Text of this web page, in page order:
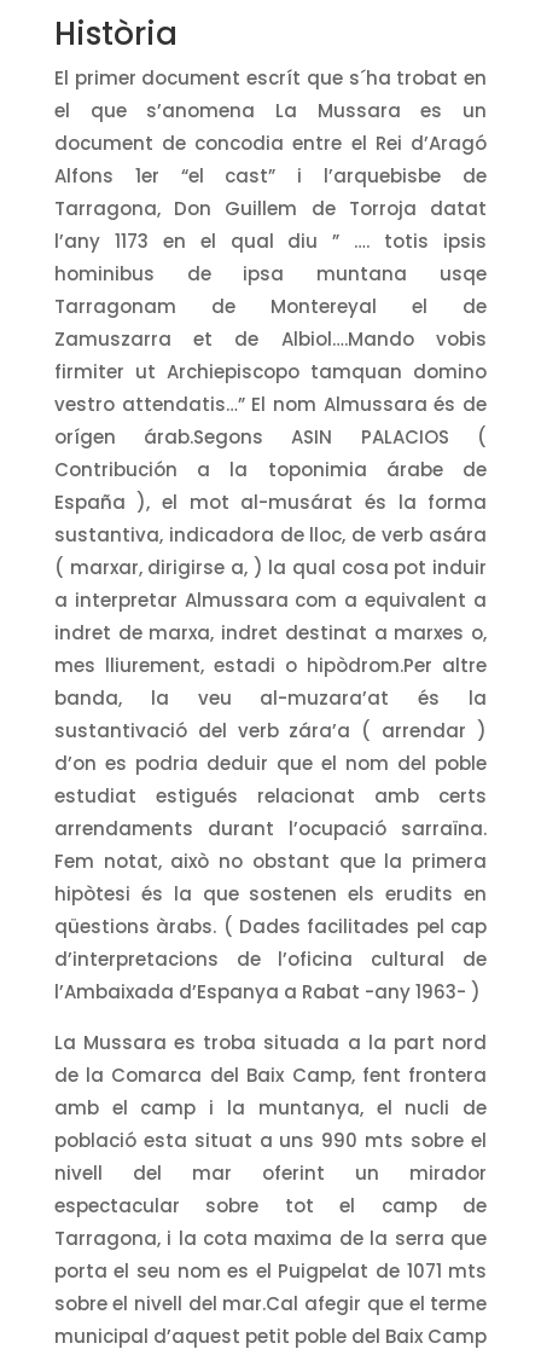
Història
El primer document escrít que s´ha trobat en
el que s’anomena La Mussara es un
document de concodia entre el Rei d’Aragó
Alfons 1er “el cast” i l’arquebisbe de
Tarragona, Don Guillem de Torroja datat
l’any 1173 en el qual diu ” …. totis ipsis
hominibus de ipsa muntana usqe
Tarragonam de Montereyal el de
Zamuszarra et de Albiol….Mando vobis
firmiter ut Archiepiscopo tamquan domino
vestro attendatis…” El nom Almussara és de
orígen árab.Segons ASIN PALACIOS (
Contribución a la toponimia árabe de
España ), el mot al-musárat és la forma
sustantiva, indicadora de lloc, de verb asára
( marxar, dirigirse a, ) la qual cosa pot induir
a interpretar Almussara com a equivalent a
indret de marxa, indret destinat a marxes o,
mes lliurement, estadi o hipòdrom.Per altre
banda, la veu al-muzara’at és la
sustantivació del verb zára’a ( arrendar )
d’on es podria deduir que el nom del poble
estudiat estigués relacionat amb certs
arrendaments durant l’ocupació sarraïna.
Fem notat, això no obstant que la primera
hipòtesi és la que sostenen els erudits en
qüestions àrabs. ( Dades facilitades pel cap
d’interpretacions de l’oficina cultural de
l’Ambaixada d’Espanya a Rabat -any 1963- )
La Mussara es troba situada a la part nord
de la Comarca del Baix Camp, fent frontera
amb el camp i la muntanya, el nucli de
població esta situat a uns 990 mts sobre el
nivell del mar oferint un mirador
espectacular sobre tot el camp de
Tarragona, i la cota maxima de la serra que
porta el seu nom es el Puigpelat de 1071 mts
sobre el nivell del mar.Cal afegir que el terme
municipal d’aquest petit poble del Baix Camp